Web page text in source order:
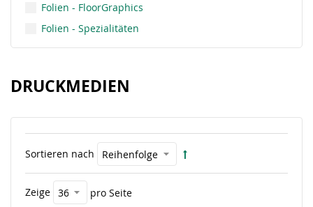
DRUCKMEDIEN
Sortieren nach
Zeige pro Seite
Folien - FloorGraphics
Folien - Spezialitäten